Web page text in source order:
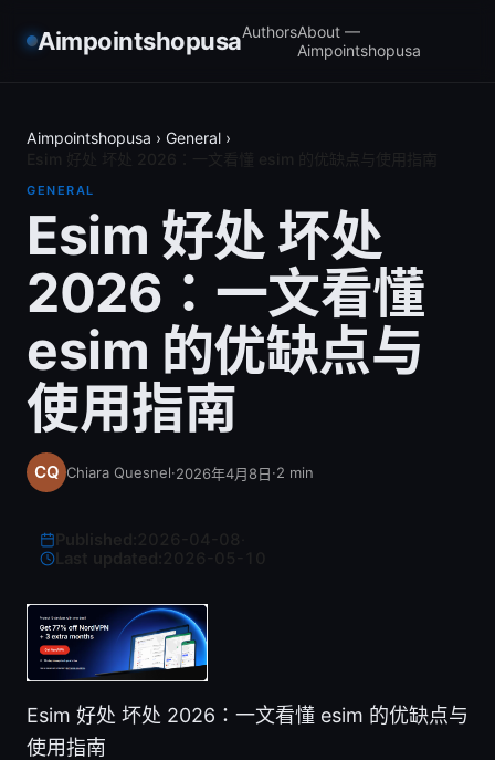
AimpointshopusaAuthorsAbout —
Aimpointshopusa
Aimpointshopusa › General ›
GENERAL
Esim 好处 坏处
2026：一文看懂
esim 的优缺点与
使用指南
Chiara Quesnel·2026年4月8日·2 min
Last updated:
Esim 好处 坏处 2026：一文看懂 esim 的优缺点与
使用指南